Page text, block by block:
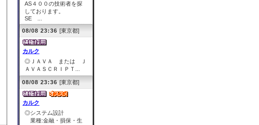
AS４００の技術者を探
しております。
SE ...
08/08 23:36 [東京都]
カルク
◎ＪＡＶＡ または Ｊ
ＡＶＡＳＣＲＩＰＴ...
08/08 23:36 [東京都]
カルク
◎システム設計
業種:金融・損保・生